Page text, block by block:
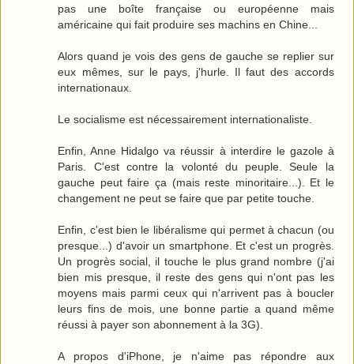
pas une boîte française ou européenne mais
américaine qui fait produire ses machins en Chine...
Alors quand je vois des gens de gauche se replier sur
eux mêmes, sur le pays, j'hurle. Il faut des accords
internationaux.
Le socialisme est nécessairement internationaliste.
Enfin, Anne Hidalgo va réussir à interdire le gazole à
Paris. C'est contre la volonté du peuple. Seule la
gauche peut faire ça (mais reste minoritaire...). Et le
changement ne peut se faire que par petite touche.
Enfin, c'est bien le libéralisme qui permet à chacun (ou
presque...) d'avoir un smartphone. Et c'est un progrès.
Un progrès social, il touche le plus grand nombre (j'ai
bien mis presque, il reste des gens qui n'ont pas les
moyens mais parmi ceux qui n'arrivent pas à boucler
leurs fins de mois, une bonne partie a quand même
réussi à payer son abonnement à la 3G).
A propos d'iPhone, je n'aime pas répondre aux